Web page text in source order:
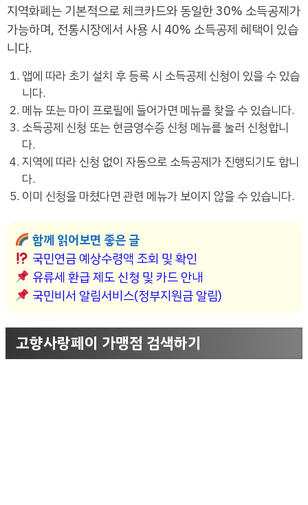
지역화폐는 기본적으로 체크카드와 동일한 30% 소득공제가
가능하며, 전통시장에서 사용 시 40% 소득공제 혜택이 있습
니다.
앱에 따라 초기 설치 후 등록 시 소득공제 신청이 있을 수 있습
니다.
메뉴 또는 마이 프로필에 들어가면 메뉴를 찾을 수 있습니다.
소득공제 신청 또는 현금영수증 신청 메뉴를 눌러 신청합니
다.
지역에 따라 신청 없이 자동으로 소득공제가 진행되기도 합니
다.
이미 신청을 마쳤다면 관련 메뉴가 보이지 않을 수 있습니다.
함께 읽어보면 좋은 글
국민연금 예상수령액 조회 및 확인
유류세 환급 제도 신청 및 카드 안내
국민비서 알림서비스(정부지원금 알림)
고향사랑페이 가맹점 검색하기